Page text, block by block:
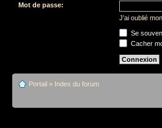
Mot de passe:
J’ai oublié
Se
Cacher
Portail » Index du forum